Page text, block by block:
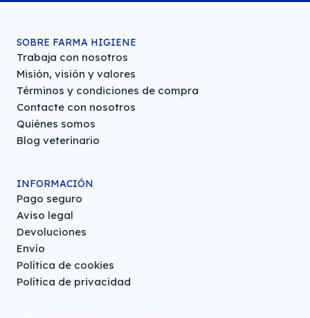
SOBRE FARMA HIGIENE
Trabaja con nosotros
Misión, visión y valores
Términos y condiciones de compra
Contacte con nosotros
Quiénes somos
Blog veterinario
INFORMACIÓN
Pago seguro
Aviso legal
Devoluciones
Envío
Política de cookies
Política de privacidad